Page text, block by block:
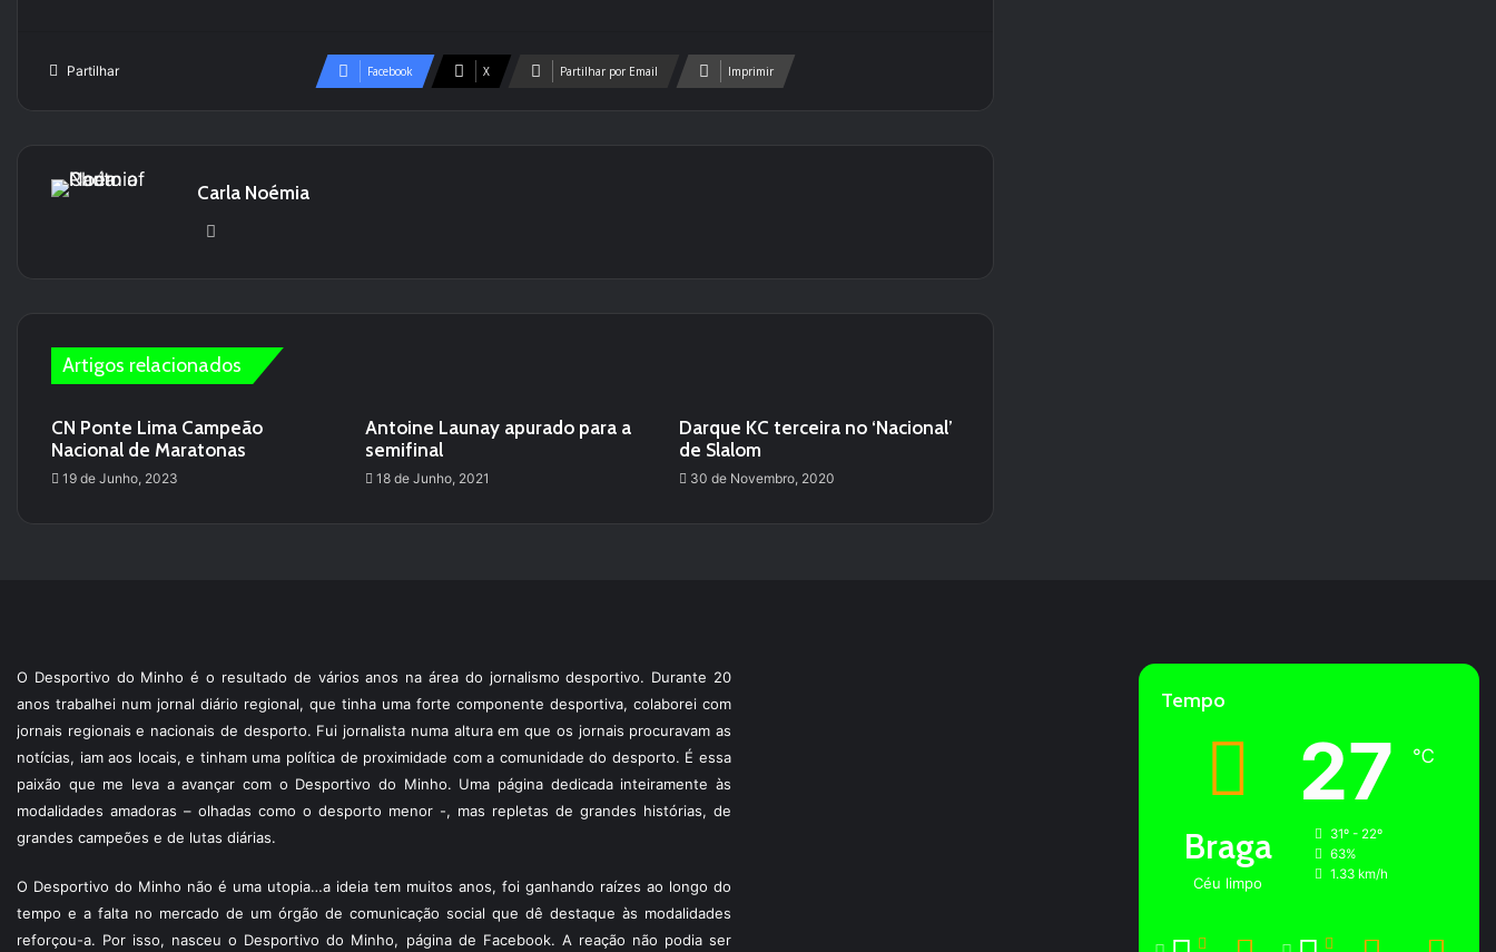
Partilhar Facebook X Partilhar por Email Imprimir
Carla Noémia
Artigos relacionados
CN Ponte Lima Campeão
Nacional de Maratonas
19 de Junho, 2023
Antoine Launay apurado para a
semifinal
18 de Junho, 2021
Darque KC terceira no ‘Nacional’
de Slalom
30 de Novembro, 2020
O Desportivo do Minho é o resultado de vários anos na área do jornalismo desportivo. Durante 20
anos trabalhei num jornal diário regional, que tinha uma forte componente desportiva, colaborei com
jornais regionais e nacionais de desporto. Fui jornalista numa altura em que os jornais procuravam as
notícias, iam aos locais, e tinham uma política de proximidade com a comunidade do desporto. É essa
paixão que me leva a avançar com o Desportivo do Minho. Uma página dedicada inteiramente às
modalidades amadoras – olhadas como o desporto menor -, mas repletas de grandes histórias, de
grandes campeões e de lutas diárias.
O Desportivo do Minho não é uma utopia…a ideia tem muitos anos, foi ganhando raízes ao longo do
tempo e a falta no mercado de um órgão de comunicação social que dê destaque às modalidades
reforçou-a. Por isso, nasceu o Desportivo do Minho, página de Facebook. A reação não podia ser
Tempo
Braga
Céu limpo
27 ℃
31º - 22º
63%
1.33 km/h